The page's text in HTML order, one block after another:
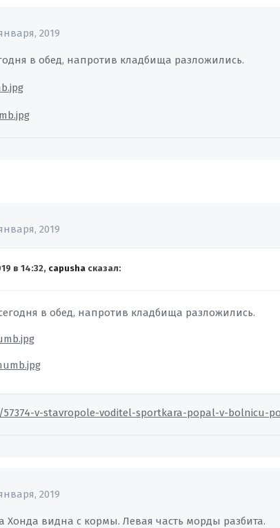
2019
в обед, напротив кладбища разложились.
2019
в 14:32, capusha сказал:
в обед, напротив кладбища разложились.
v-stavropole-voditel-sportkara-popal-v-bolnicu-
2019
Хонда видна с кормы. Левая часть морды разбита.